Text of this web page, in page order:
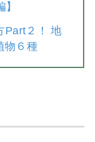
Part２！ 地
物６種